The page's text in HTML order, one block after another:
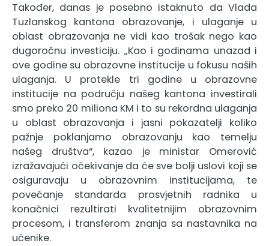
Također, danas je posebno istaknuto da Vlada
Tuzlanskog kantona obrazovanje, i ulaganje u
oblast obrazovanja ne vidi kao trošak nego kao
dugoročnu investiciju. „Kao i godinama unazad i
ove godine su obrazovne institucije u fokusu naših
ulaganja. U protekle tri godine u obrazovne
institucije na području našeg kantona investirali
smo preko 20 miliona KM i to su rekordna ulaganja
u oblast obrazovanja i jasni pokazatelji koliko
pažnje poklanjamo obrazovanju kao temelju
našeg društva“, kazao je ministar Omerović
izražavajući očekivanje da će sve bolji uslovi koji se
osiguravaju u obrazovnim institucijama, te
povećanje standarda prosvjetnih radnika u
konačnici rezultirati kvalitetnijim obrazovnim
procesom, i transferom znanja sa nastavnika na
učenike.